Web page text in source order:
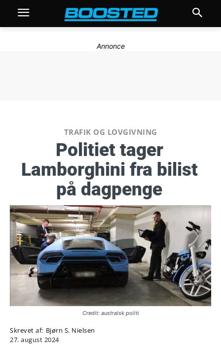
Annonce
TRAFIK OG LOVGIVNING
Politiet tager
Lamborghini fra bilist
på dagpenge
Credit: australsk politi
Skrevet af: Bjørn S. Nielsen
27. august 2024